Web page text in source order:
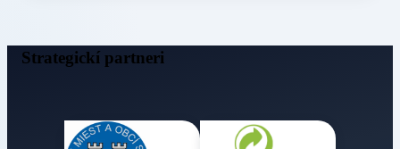
Strategickí partneri